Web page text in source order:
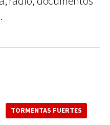
TORMENTAS FUERTES